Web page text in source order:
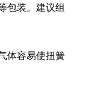
包装。建议组
体容易使扭簧